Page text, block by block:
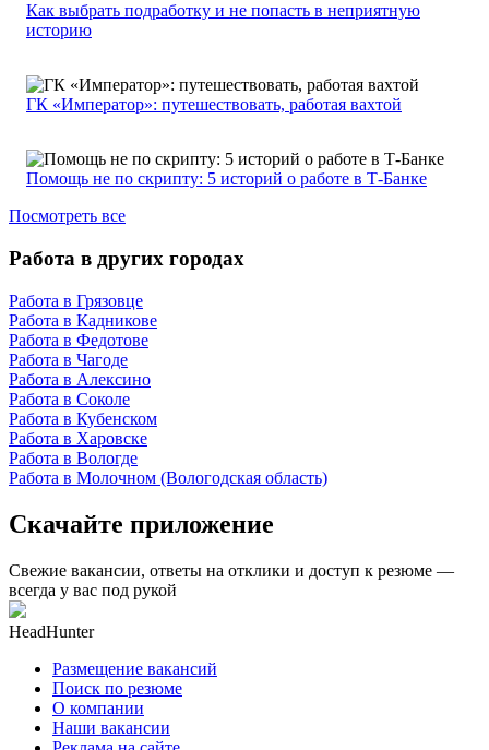
Как выбрать подработку и не попасть в неприятную
историю
ГК «Император»: путешествовать, работая вахтой
Помощь не по скрипту: 5 историй о работе в Т-Банке
Посмотреть все
Работа в других городах
Работа в Грязовце
Работа в Кадникове
Работа в Федотове
Работа в Чагоде
Работа в Алексино
Работа в Соколе
Работа в Кубенском
Работа в Харовске
Работа в Вологде
Работа в Молочном (Вологодская область)
Скачайте приложение
Свежие вакансии, ответы на отклики и доступ к резюме —
всегда у вас под рукой
HeadHunter
Размещение вакансий
Поиск по резюме
О компании
Наши вакансии